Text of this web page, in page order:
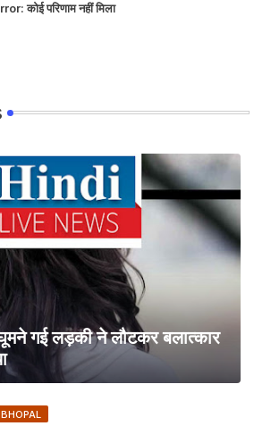
कोई परिणाम नहीं मिला
गई लड़की ने लौटकर बलात्कार
BHOPAL